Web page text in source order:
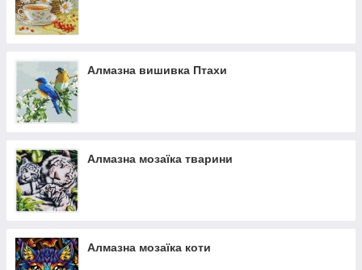
Алмазна вишивка Птахи
Алмазна мозаїка тварини
Алмазна мозаїка коти